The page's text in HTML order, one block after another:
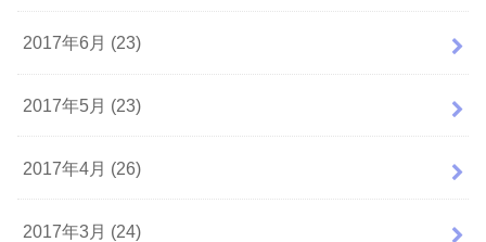
2017年6月 (23)
2017年5月 (23)
2017年4月 (26)
2017年3月 (24)